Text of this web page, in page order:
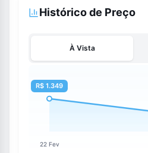
Histórico de Preço
À Vista